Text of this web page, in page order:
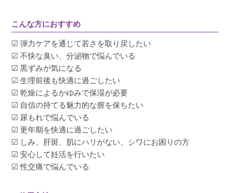
こんな方におすすめ
☑ 弾力ケアを通じて若さを取り戻したい
☑ 不快な臭い、分泌物で悩んでいる
☑ 黒ずみが気になる
☑ 生理前後も快適に過ごしたい
☑ 乾燥によるかゆみで保湿が必要
☑ 自信の持てる魅力的な膣を保ちたい
☑ 尿もれで悩んでいる
☑ 更年期を快適に過ごしたい
☑ しみ、肝斑、肌にハリがない、シワにお困りの方
☑ 安心して妊活を行いたい
☑ 性交痛で悩んでいる